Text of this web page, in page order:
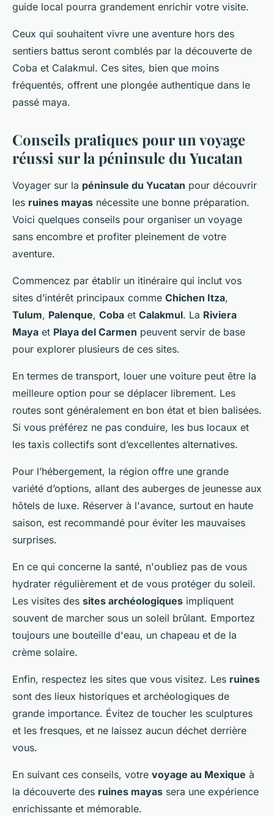
guide local pourra grandement enrichir votre visite.
Ceux qui souhaitent vivre une aventure hors des
sentiers battus seront comblés par la découverte de
Coba et Calakmul. Ces sites, bien que moins
fréquentés, offrent une plongée authentique dans le
passé maya.
Conseils pratiques pour un voyage
réussi sur la péninsule du Yucatan
Voyager sur la péninsule du Yucatan pour découvrir
les ruines mayas nécessite une bonne préparation.
Voici quelques conseils pour organiser un voyage
sans encombre et profiter pleinement de votre
aventure.
Commencez par établir un itinéraire qui inclut vos
sites d’intérêt principaux comme Chichen Itza,
Tulum, Palenque, Coba et Calakmul. La Riviera
Maya et Playa del Carmen peuvent servir de base
pour explorer plusieurs de ces sites.
En termes de transport, louer une voiture peut être la
meilleure option pour se déplacer librement. Les
routes sont généralement en bon état et bien balisées.
Si vous préférez ne pas conduire, les bus locaux et
les taxis collectifs sont d’excellentes alternatives.
Pour l’hébergement, la région offre une grande
variété d’options, allant des auberges de jeunesse aux
hôtels de luxe. Réserver à l'avance, surtout en haute
saison, est recommandé pour éviter les mauvaises
surprises.
En ce qui concerne la santé, n'oubliez pas de vous
hydrater régulièrement et de vous protéger du soleil.
Les visites des sites archéologiques impliquent
souvent de marcher sous un soleil brûlant. Emportez
toujours une bouteille d'eau, un chapeau et de la
crème solaire.
Enfin, respectez les sites que vous visitez. Les ruines
sont des lieux historiques et archéologiques de
grande importance. Évitez de toucher les sculptures
et les fresques, et ne laissez aucun déchet derrière
vous.
En suivant ces conseils, votre voyage au Mexique à
la découverte des ruines mayas sera une expérience
enrichissante et mémorable.